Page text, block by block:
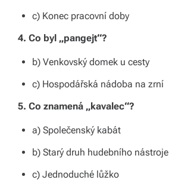
c) Konec pracovní doby
4. Co byl „pangejt“?
b) Venkovský domek u cesty
c) Hospodářská nádoba na zrní
5. Co znamená „kavalec“?
a) Společenský kabát
b) Starý druh hudebního nástroje
c) Jednoduché lůžko